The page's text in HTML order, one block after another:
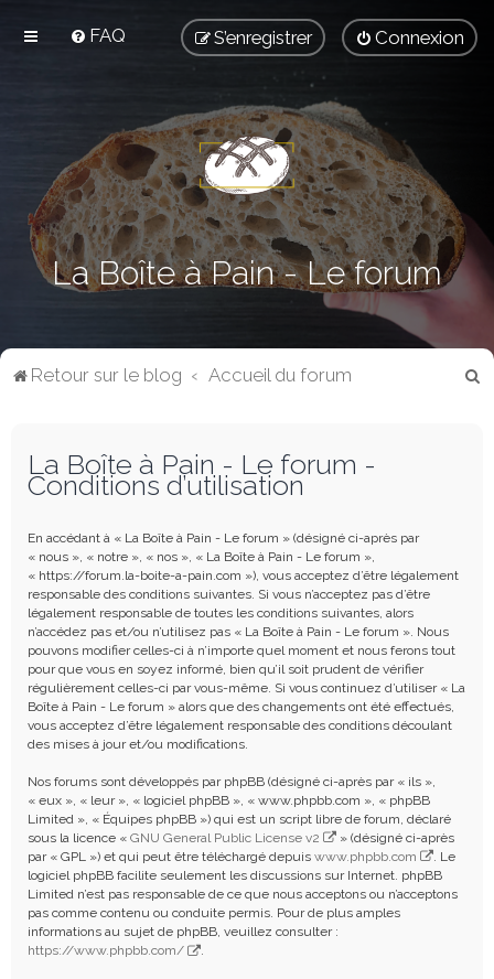
FAQ Connexion
S’enregistrer
La Boîte à Pain - Le forum
Retour sur le blog Accueil du forum
La Boîte à Pain - Le forum -
Conditions d’utilisation
En accédant à « La Boîte à Pain - Le forum » (désigné ci-après par
« nous », « notre », « nos », « La Boîte à Pain - Le forum »,
« https://forum.la-boite-a-pain.com »), vous acceptez d’être légalement
responsable des conditions suivantes. Si vous n’acceptez pas d’être
légalement responsable de toutes les conditions suivantes, alors
n’accédez pas et/ou n’utilisez pas « La Boîte à Pain - Le forum ». Nous
pouvons modifier celles-ci à n’importe quel moment et nous ferons tout
pour que vous en soyez informé, bien qu’il soit prudent de vérifier
régulièrement celles-ci par vous-même. Si vous continuez d’utiliser « La
Boîte à Pain - Le forum » alors que des changements ont été effectués,
vous acceptez d’être légalement responsable des conditions découlant
des mises à jour et/ou modifications.
Nos forums sont développés par phpBB (désigné ci-après par « ils »,
« eux », « leur », « logiciel phpBB », « www.phpbb.com », « phpBB
Limited », « Équipes phpBB ») qui est un script libre de forum, déclaré
sous la licence « GNU General Public License v2
» (désigné ci-après
par « GPL ») et qui peut être téléchargé depuis www.phpbb.com
. Le
logiciel phpBB facilite seulement les discussions sur Internet. phpBB
Limited n’est pas responsable de ce que nous acceptons ou n’acceptons
pas comme contenu ou conduite permis. Pour de plus amples
informations au sujet de phpBB, veuillez consulter :
https://www.phpbb.com/
.